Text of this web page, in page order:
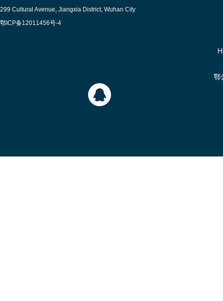
299 Cultural Avenue, Jiangxia District, Wuhan City
鄂ICP备12011456号-4
鄂